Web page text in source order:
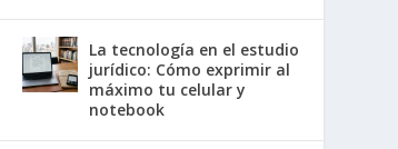
La tecnología en el estudio
jurídico: Cómo exprimir al
máximo tu celular y
notebook